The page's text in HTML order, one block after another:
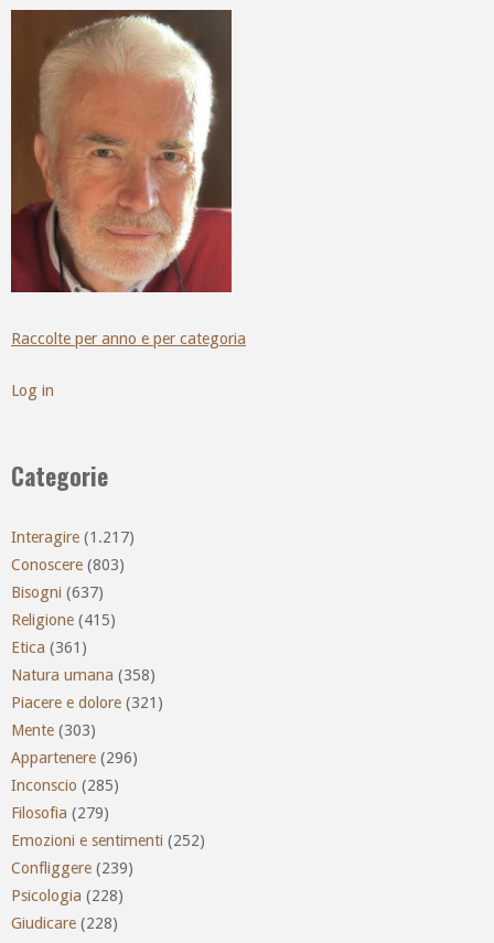
Raccolte per anno e per categoria
Log in
Categorie
Interagire (1.217)
Conoscere (803)
Bisogni (637)
Religione (415)
Etica (361)
Natura umana (358)
Piacere e dolore (321)
Mente (303)
Appartenere (296)
Inconscio (285)
Filosofia (279)
Emozioni e sentimenti (252)
Confliggere (239)
Psicologia (228)
Giudicare (228)